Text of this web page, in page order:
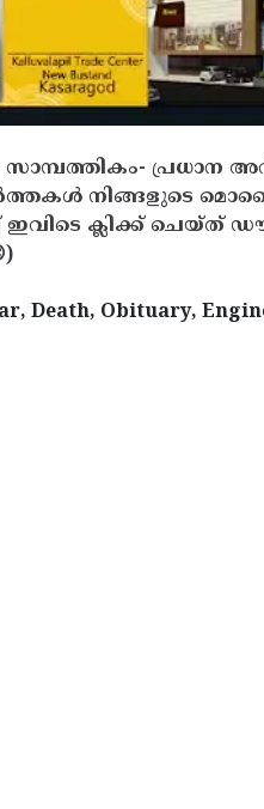
പ്രധാന
നിങ്ങളുടെ
ക്ലിക്ക് ചെയ്ത്
Death, Obituary,